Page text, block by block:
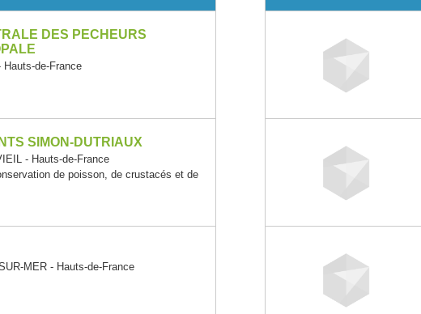
DES PECHEURS
de-France
SIMON-DUTRIAUX
- Hauts-de-France
de poisson, de crustacés et de
MER - Hauts-de-France